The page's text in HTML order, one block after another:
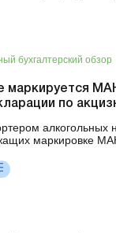
акцизного
бухгалтерский обзор
маркируется
по
алкогольных
маркировке
и табачные
Кафе планирует
GLOVO: